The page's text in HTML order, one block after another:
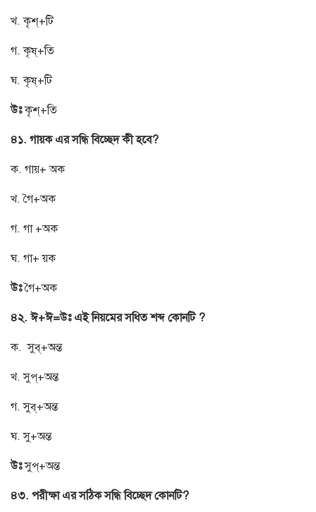
খ. কৃশ্+টি
গ. কৃষ্+তি
ঘ. কৃষ্+টি
উঃকৃশ্+তি
৪১. গায়ক এর সন্ধি বিচ্ছেদ কী হবে?
ক. গায়+ অক
খ. গৈ+অক
গ. গা +অক
ঘ. গা+ য়ক
উঃগৈ+অক
৪২. ঈ+ঈ=উঃ এই নিয়মের সধিত শব্দ কোনটি ?
ক. সুব্+অন্ত
খ. সুপ্+অন্ত
গ. সুব্+অন্ত
ঘ. সু+অন্ত
উঃসুপ্+অন্ত
৪৩. পরীক্ষা এর সঠিক সন্ধি বিচ্ছেদ কোনটি?